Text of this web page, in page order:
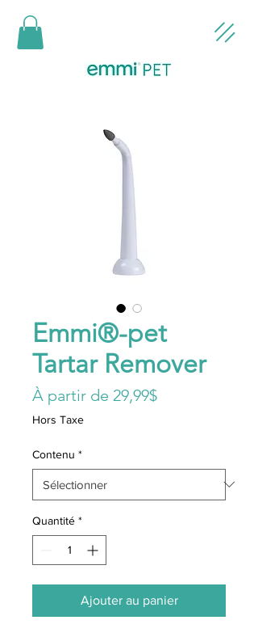
Emmi®-pet
Tartar Remover
À partir de 29,99$Prix
Hors Taxe
Contenu *
Quantité *
Ajouter au panier